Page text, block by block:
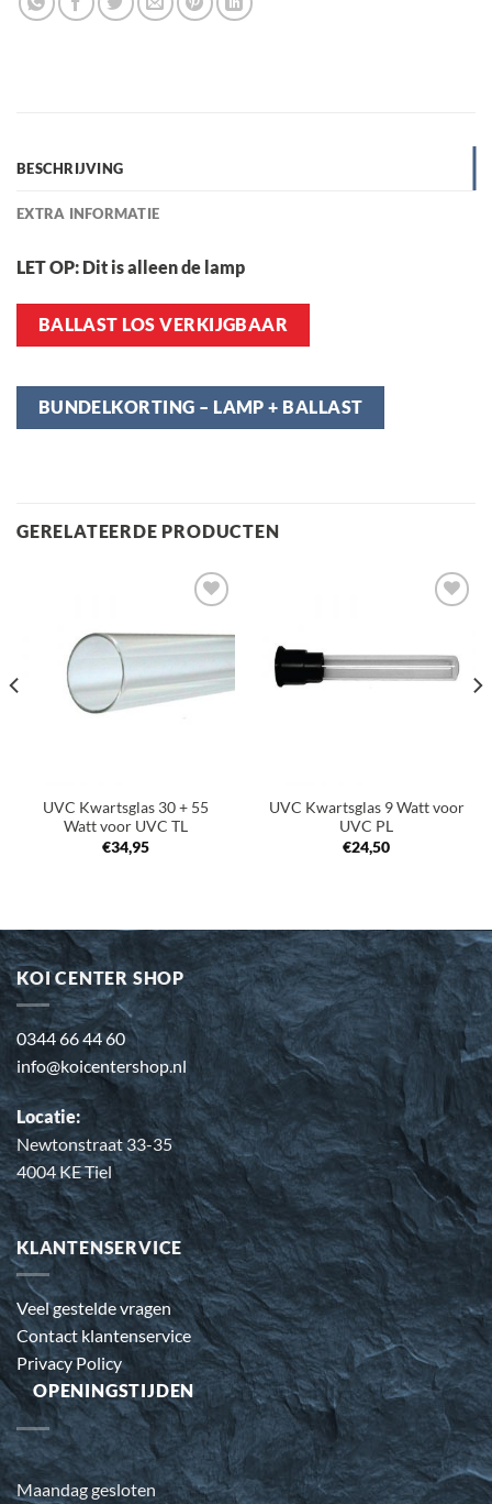
BESCHRIJVING
EXTRA INFORMATIE
LET OP: Dit is alleen de lamp
BALLAST LOS VERKIJGBAAR
BUNDELKORTING – LAMP + BALLAST
GERELATEERDE PRODUCTEN
aan
UVC Kwartsglas 30 + 55
Watt voor UVC TL
€34,95
verlanglijst
UVC Kwartsglas 9 Watt voor
UVC PL
€24,50
KOI CENTER SHOP
0344 66 44 60
info@koicentershop.nl
Locatie:
Newtonstraat 33-35
4004 KE Tiel
KLANTENSERVICE
Veel gestelde vragen
Contact klantenservice
Privacy Policy
OPENINGSTIJDEN
Maandag gesloten